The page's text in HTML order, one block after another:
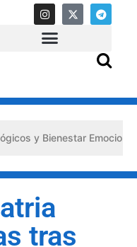
Emocional» ante
tras